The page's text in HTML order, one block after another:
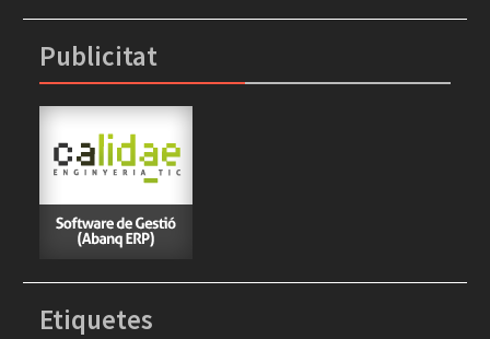
Publicitat
Etiquetes